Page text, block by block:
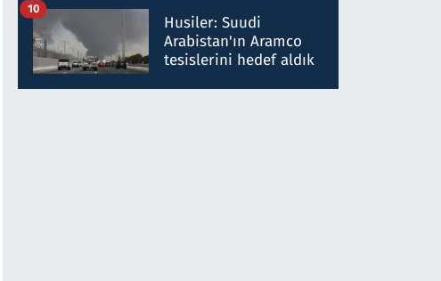
talimat verdi, ben
gönderdim
Husiler: Suudi
Arabistan'ın Aramco
tesislerini hedef aldık
10